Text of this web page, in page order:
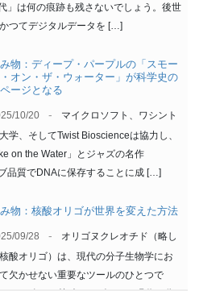
」は何の痕跡も残さないでしょう。後世
つてデジタルデータを […]
物：ディープ・パープルの「スモー
オン・ザ・ウォーター」が科学史の
ージとなる
10/20 -
マイクロソフト、ワシント
学、そしてTwist Bioscienceは協力し、
on the Water」とジャズの名作
品質でDNAに保存することに成 […]
物：核酸オリゴが世界を変えた方法
09/28 -
オリゴヌクレオチド（略し
酸オリゴ）は、現代の分子生物学にお
欠かせない重要なツールのひとつで